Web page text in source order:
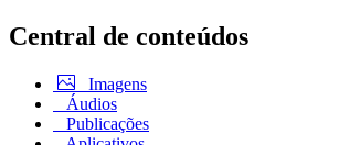
Central de conteúdos
Imagens
Áudios
Publicações